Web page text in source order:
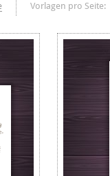
Vorlagen pro Seite: